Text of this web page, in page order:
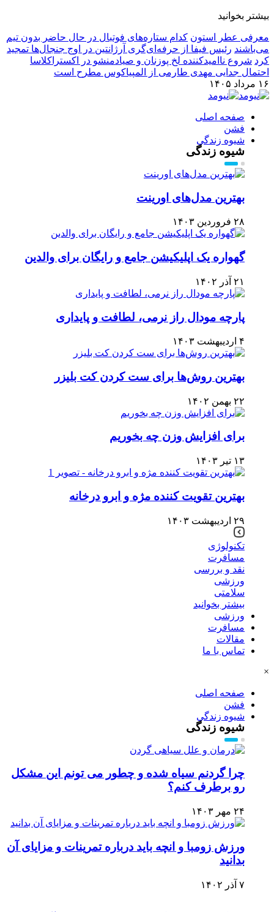
بیشتر بخوانید
معرفی عطر استون کدام ستاره‌های فوتبال در حال حاضر بدون تیم
می‌باشند رئیس فیفا از حرفه‌ای‌گری آرژانتین در اوج جنجال‌ها تمجید
کرد شروع ناامیدکننده لخ پوزنان و صیادمنشو در اکستراکلاسا
احتمال جدایی مهدی طارمی از المپیاکوس مطرح است
۱۶ مرداد ۱۴۰۵
صفحه اصلی
فشن
شیوه زندگی
شیوه زندگی
بهترین مدل‌های اورینت
۲۸ فروردین ۱۴۰۳
گهواره یک اپلیکیشن جامع و رایگان برای والدین
۲۱ آذر ۱۴۰۲
پارچه مودال راز نرمی، لطافت و پایداری
۴ اردیبهشت ۱۴۰۳
بهترین روش‌ها برای ست کردن کت بلیزر
۲۲ بهمن ۱۴۰۲
برای افزایش وزن چه بخوریم
۱۳ تیر ۱۴۰۳
بهترین تقویت کننده مژه و ابرو درخانه
۲۹ اردیبهشت ۱۴۰۳
تکنولوژی
مسافرت
نقد و بررسی
ورزشی
سلامتی
بیشتر بخوانید
ورزشی
مسافرت
مقالات
تماس با ما
×
صفحه اصلی
فشن
شیوه زندگی
شیوه زندگی
چرا گردنم سیاه شده و چطور می تونم این مشکل
رو برطرف کنم؟
۲۴ مهر ۱۴۰۳
ورزش زومبا و انچه باید درباره تمرینات و مزایای آن
بدانید
۷ آذر ۱۴۰۲